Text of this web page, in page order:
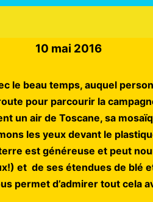
10 mai 2016
le beau temps, auquel
pour parcourir la
un air de Toscane, sa
les yeux devant le
est généreuse et peut
et de ses étendues de blé
permet d’admirer tout cela